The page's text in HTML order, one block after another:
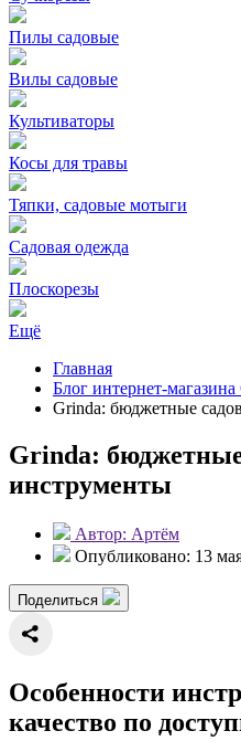
Пилы садовые
Вилы садовые
Культиваторы
Косы для травы
Тяпки, садовые мотыги
Садовая одежда
Плоскорезы
Ещё
Главная
Блог интернет-магазина
Grinda: бюджетные
Grinda:
инструменты
Автор: Артём
Опубликовано: 13
Поделиться
Особенности
качество по